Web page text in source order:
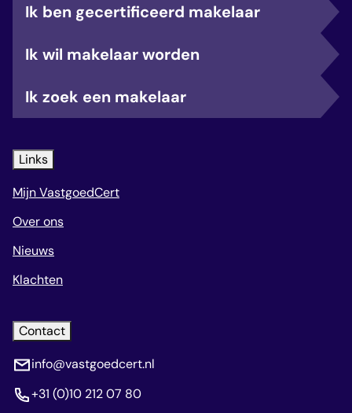
Ik ben gecertificeerd makelaar
Ik wil makelaar worden
Ik zoek een makelaar
Links
Mijn VastgoedCert
Over ons
Nieuws
Klachten
Contact
info@vastgoedcert.nl
+31 (0)10 212 07 80